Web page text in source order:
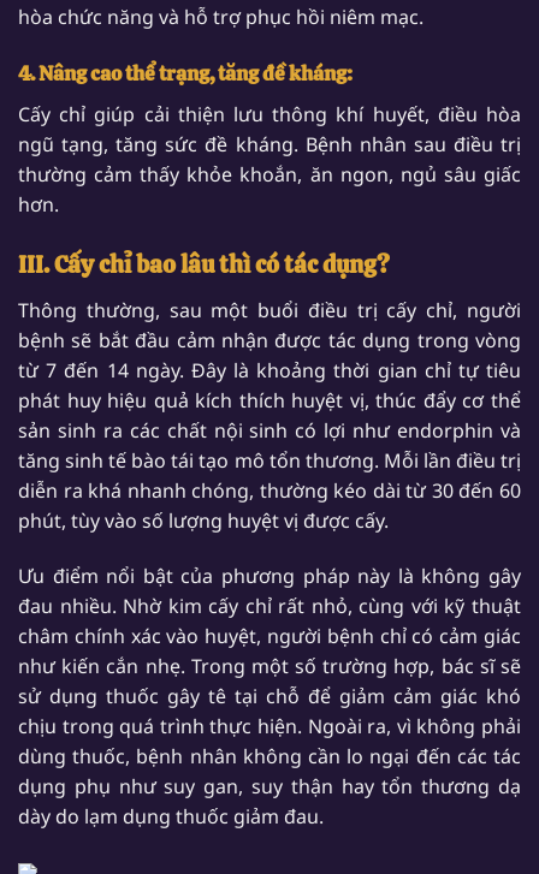
hòa chức năng và hỗ trợ phục hồi niêm mạc.
4. Nâng cao thể trạng, tăng đề kháng:
Cấy chỉ giúp cải thiện lưu thông khí huyết, điều hòa
ngũ tạng, tăng sức đề kháng. Bệnh nhân sau điều trị
thường cảm thấy khỏe khoắn, ăn ngon, ngủ sâu giấc
hơn.
III. Cấy chỉ bao lâu thì có tác dụng?
Thông thường, sau một buổi điều trị cấy chỉ, người
bệnh sẽ bắt đầu cảm nhận được tác dụng trong vòng
từ 7 đến 14 ngày. Đây là khoảng thời gian chỉ tự tiêu
phát huy hiệu quả kích thích huyệt vị, thúc đẩy cơ thể
sản sinh ra các chất nội sinh có lợi như endorphin và
tăng sinh tế bào tái tạo mô tổn thương. Mỗi lần điều trị
diễn ra khá nhanh chóng, thường kéo dài từ 30 đến 60
phút, tùy vào số lượng huyệt vị được cấy.
Ưu điểm nổi bật của phương pháp này là không gây
đau nhiều. Nhờ kim cấy chỉ rất nhỏ, cùng với kỹ thuật
châm chính xác vào huyệt, người bệnh chỉ có cảm giác
như kiến cắn nhẹ. Trong một số trường hợp, bác sĩ sẽ
sử dụng thuốc gây tê tại chỗ để giảm cảm giác khó
chịu trong quá trình thực hiện. Ngoài ra, vì không phải
dùng thuốc, bệnh nhân không cần lo ngại đến các tác
dụng phụ như suy gan, suy thận hay tổn thương dạ
dày do lạm dụng thuốc giảm đau.